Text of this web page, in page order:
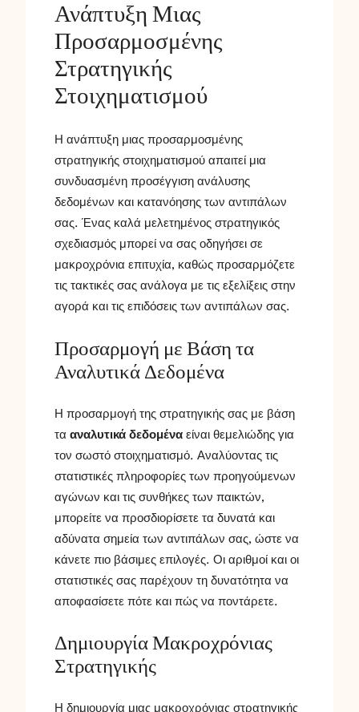
Ανάπτυξη Μιας
Προσαρμοσμένης
Στρατηγικής
Στοιχηματισμού
Η ανάπτυξη μιας προσαρμοσμένης
στρατηγικής στοιχηματισμού απαιτεί μια
συνδυασμένη προσέγγιση ανάλυσης
δεδομένων και κατανόησης των αντιπάλων
σας. Ένας καλά μελετημένος στρατηγικός
σχεδιασμός μπορεί να σας οδηγήσει σε
μακροχρόνια επιτυχία, καθώς προσαρμόζετε
τις τακτικές σας ανάλογα με τις εξελίξεις στην
αγορά και τις επιδόσεις των αντιπάλων σας.
Προσαρμογή με Βάση τα
Αναλυτικά Δεδομένα
Η προσαρμογή της στρατηγικής σας με βάση
τα αναλυτικά δεδομένα είναι θεμελιώδης για
τον σωστό στοιχηματισμό. Αναλύοντας τις
στατιστικές πληροφορίες των προηγούμενων
αγώνων και τις συνθήκες των παικτών,
μπορείτε να προσδιορίσετε τα δυνατά και
αδύνατα σημεία των αντιπάλων σας, ώστε να
κάνετε πιο βάσιμες επιλογές. Οι αριθμοί και οι
στατιστικές σας παρέχουν τη δυνατότητα να
αποφασίσετε πότε και πώς να ποντάρετε.
Δημιουργία Μακροχρόνιας
Στρατηγικής
Η δημιουργία μιας μακροχρόνιας στρατηγικής